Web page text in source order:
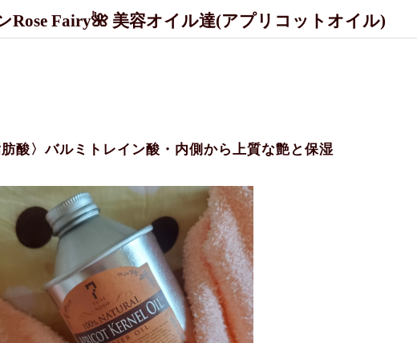
Rose Fairy🌺 美容オイル達(アプリコットオイル)
酸〉バルミトレイン酸・内側から上質な艶と保湿